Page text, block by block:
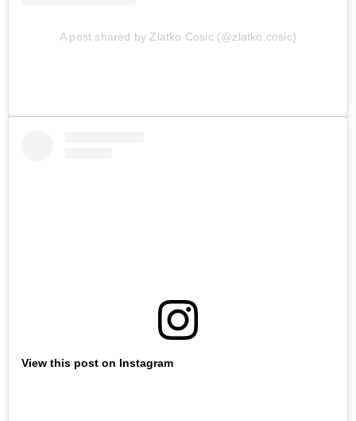
A post shared by Zlatko Cosic (@zlatko.cosic)
View this post on Instagram